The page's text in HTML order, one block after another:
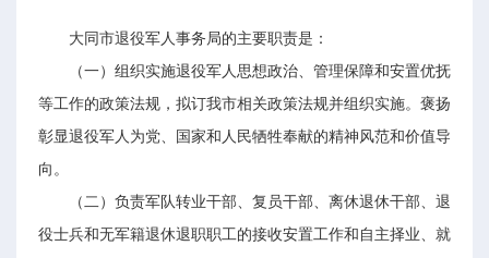
大同市退役军人事务局的主要职责是：
（一）组织实施退役军人思想政治、管理保障和安置优抚
等工作的政策法规，拟订我市相关政策法规并组织实施。褒扬
彰显退役军人为党、国家和人民牺牲奉献的精神风范和价值导
向。
（二）负责军队转业干部、复员干部、离休退休干部、退
役士兵和无军籍退休退职职工的接收安置工作和自主择业、就